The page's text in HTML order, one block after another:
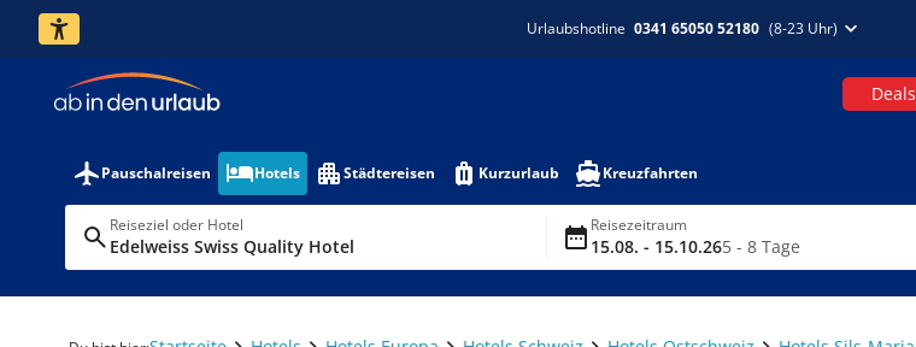
Urlaubshotline 0341 65050 52180 (8-23 Uhr)
Deals
Pauschalreisen Hotels Städtereisen Kurzurlaub Kreuzfahrten
Reiseziel oder Hotel
Edelweiss Swiss Quality Hotel
Reisezeitraum
15.08. - 15.10.265 - 8 Tage